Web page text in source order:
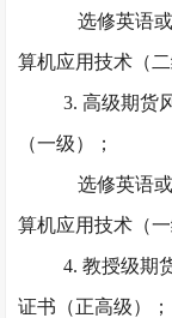
选修英语
算机应用技术（二
3. 高级期货
（一级）；
选修英语
算机应用技术（一
4. 教授级期
证书（正高级）；